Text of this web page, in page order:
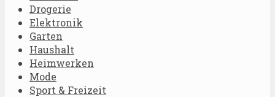
Drogerie
Elektronik
Garten
Haushalt
Heimwerken
Mode
Sport & Freizeit